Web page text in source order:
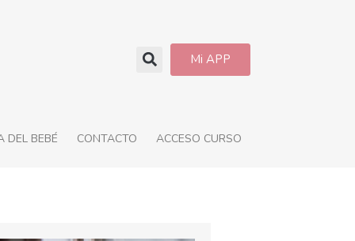
Mi APP
DEL BEBÉ CONTACTO ACCESO CURSO